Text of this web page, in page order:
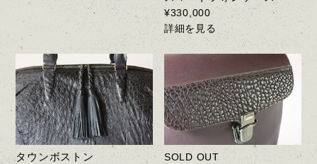
¥330,000
詳細を見る
タウンボストン SOLD OUT